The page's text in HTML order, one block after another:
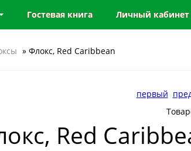
Гостевая книга Личный кабинет
» Флокс, Red Caribbean
первый
Red